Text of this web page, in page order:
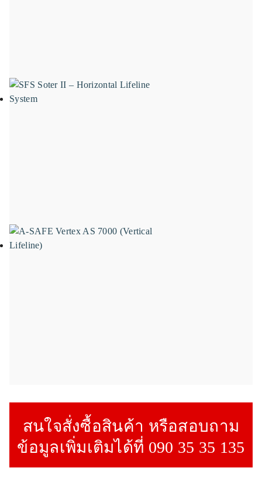
สนใจสั่งซื้อสินค้า หรือสอบถาม
ข้อมูลเพิ่มเติมได้ที่ 090 35 35 135